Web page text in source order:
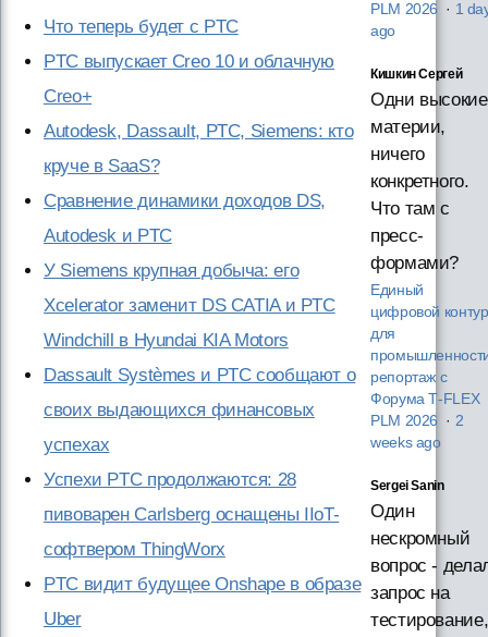
Что теперь будет с PTC
PTC выпускает Creo 10 и облачную
Creo+
Autodesk, Dassault, PTC, Siemens: кто
круче в SaaS?
Сравнение динамики доходов DS,
Autodesk и PTC
У Siemens крупная добыча: его
Xcelerator заменит DS CATIA и PTC
Windchill в Hyundai KIA Motors
Dassault Systèmes и PTC сообщают о
своих выдающихся финансовых
успехах
Успехи PTC продолжаются: 28
пивоварен Carlsberg оснащены IIoT-
софтвером ThingWorx
PTC видит будущее Onshape в образе
Uber
PLM 2026 · 1
ago
Кишкин Сергей
Одни высокие
материи,
ничего
конкретного.
Что там с
пресс-
формами?
Единый
цифровой контур
для
репортаж с
Форума T‑FLEX
PLM 2026 · 2
weeks ago
Sergei Sanin
Один
нескромный
вопрос -
запрос на
тестирование,